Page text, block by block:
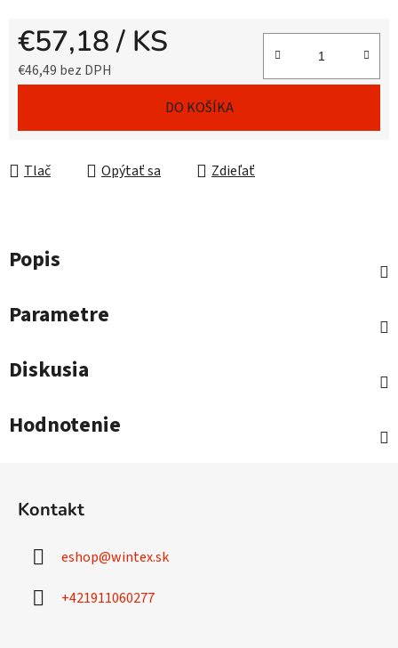
€57,18/ KS
€46,49 bez DPH
DO KOŠÍKA
Tlač Opýtať sa Zdieľať
Popis
Parametre
Diskusia
Hodnotenie
Kontakt
eshop@wintex.sk
+421911060277